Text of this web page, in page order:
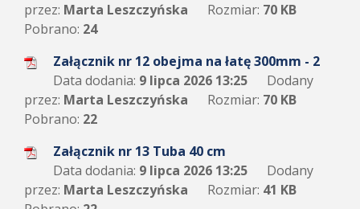
przez: Marta Leszczyńska Rozmiar: 70 KB
Pobrano: 24
Załącznik nr 12 obejma na łatę 300mm - 2
Data dodania: 9 lipca 2026 13:25
Dodany
przez: Marta Leszczyńska Rozmiar: 70 KB
Pobrano: 22
Załącznik nr 13 Tuba 40 cm
Data dodania: 9 lipca 2026 13:25
Dodany
przez: Marta Leszczyńska Rozmiar: 41 KB